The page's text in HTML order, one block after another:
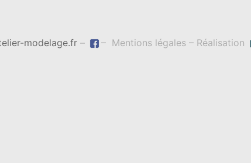
modelage.fr – – Mentions légales – Réalisation